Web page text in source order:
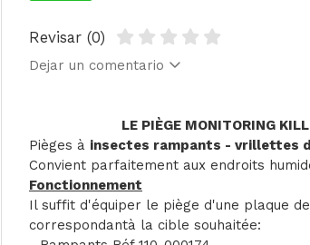
Revisar (0)
Dejar un comentario
LE PIÈGE MONITORING
Pièges à insectes rampants - vrillettes
Convient parfaitement aux endroits
Fonctionnement
Il suffit d'équiper le piège d'une plaque de
correspondantà la cible souhaitée: